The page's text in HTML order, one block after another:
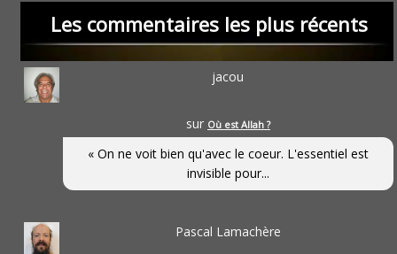
Les commentaires les plus récents
jacou
sur Où est Allah ?
« On ne voit bien qu'avec le coeur. L'essentiel est
invisible pour...
Pascal Lamachère